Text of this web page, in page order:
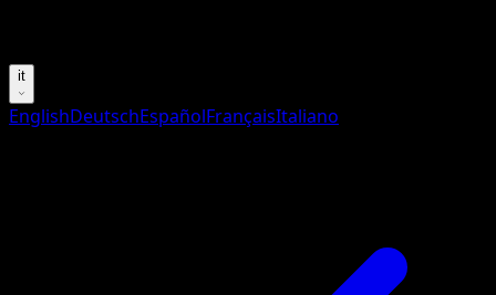
it
EnglishDeutschEspañolFrançaisItaliano